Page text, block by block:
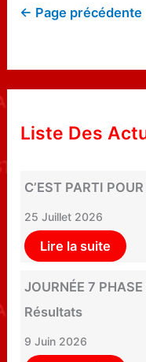
← Page précédente
Liste Des
C’EST PARTI
25 Juillet 2026
Lire la suite
JOURNÉE 7
Résultats
9 Juin 2026